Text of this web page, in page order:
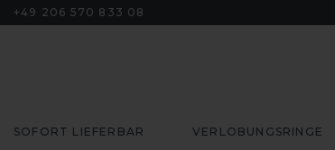
+49 206 570 833 08
SOFORT LIEFERBAR VERLOBUNGSRINGE